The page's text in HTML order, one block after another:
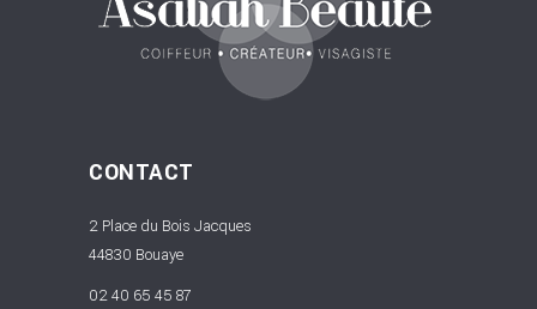
CONTACT
2 Place du Bois Jacques
44830 Bouaye
02 40 65 45 87